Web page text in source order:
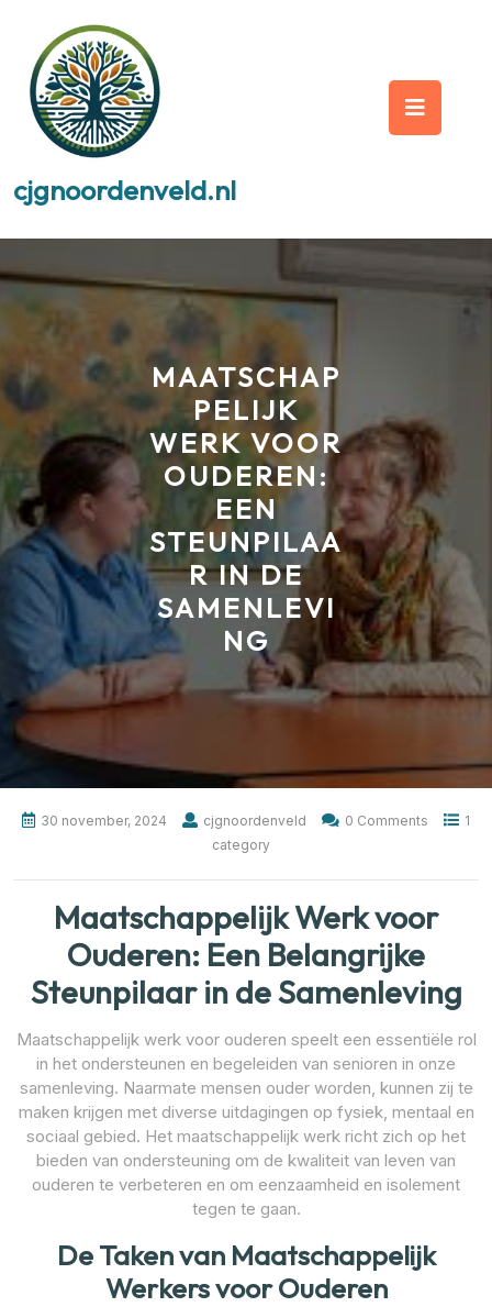
content
cjgnoordenveld.nl
MAATSCHAP
PELIJK
WERK VOOR
OUDEREN:
EEN
STEUNPILAA
R IN DE
SAMENLEVI
NG
30 november, 2024 cjgnoordenveld 0 Comments
1
category
Maatschappelijk Werk voor
Ouderen: Een Belangrijke
Steunpilaar in de Samenleving
Maatschappelijk werk voor ouderen speelt een essentiële rol
in het ondersteunen en begeleiden van senioren in onze
samenleving. Naarmate mensen ouder worden, kunnen zij te
maken krijgen met diverse uitdagingen op fysiek, mentaal en
sociaal gebied. Het maatschappelijk werk richt zich op het
bieden van ondersteuning om de kwaliteit van leven van
ouderen te verbeteren en om eenzaamheid en isolement
tegen te gaan.
De Taken van Maatschappelijk
Werkers voor Ouderen